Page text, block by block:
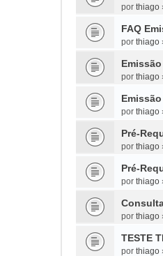
por thiago
FAQ
por thiago
por thiago
por thiago
Pré-
por thiago
Pré-
por thiago
por thiago
TESTE
por thiago